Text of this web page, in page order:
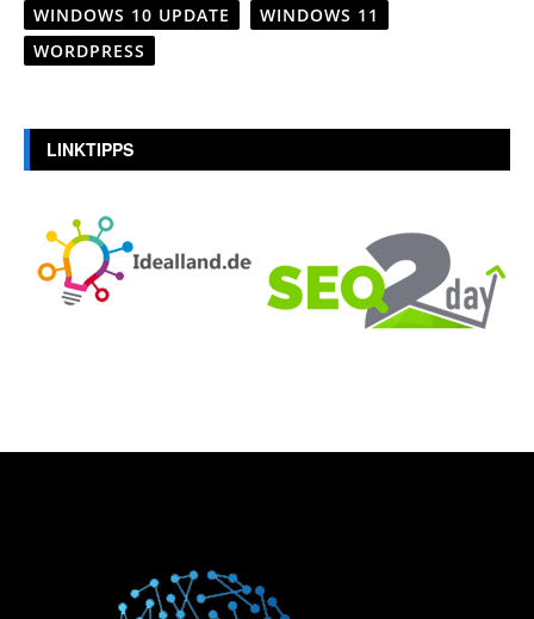
WINDOWS 10 UPDATE
WINDOWS 11
WORDPRESS
LINKTIPPS